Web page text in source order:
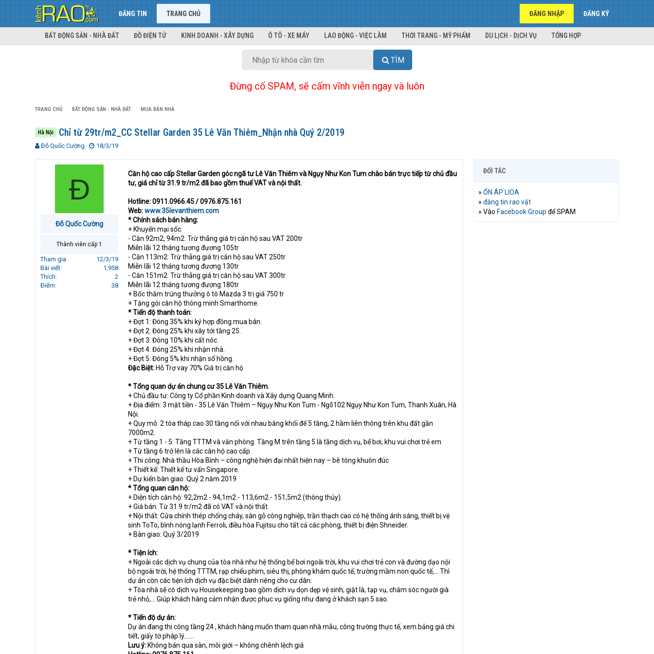
ĐĂNG TIN TRANG CHỦ ĐĂNG NHẬP ĐĂNG KÝ
BẤT ĐỘNG SẢN - NHÀ ĐẤT ĐỒ ĐIỆN TỬ KINH DOANH - XÂY DỰNG Ô TÔ - XE MÁY LAO ĐỘNG - VIỆC LÀM THỜI TRANG - MỸ PHẨM DU LỊCH - DỊCH VỤ TỔNG HỢP
TÌM
Đừng cố SPAM, sẽ cấm vĩnh viễn ngay và luôn
TRANG CHỦ BẤT ĐỘNG SẢN - NHÀ ĐẤT MUA BÁN NHÀ
Hà Nội Chỉ từ 29tr/m2_CC Stellar Garden 35 Lê Văn Thiêm_Nhận nhà Quý 2/2019
T
Đỗ Quốc Cường
N
à
18/3/19
Đ
Đỗ Quốc Cường
Thành viên cấp 1
Tham gia
12/3/19
Bài viết
1,958
Thích
2
Điểm
38
Căn hộ cao cấp Stellar Garden góc ngã tư Lê Văn Thiêm và Ngụy Như Kon Tum chào bán trực tiếp từ chủ đầu
tư, giá chỉ từ 31.9 tr/m2 đã bao gồm thuế VAT và nội thất.
Hotline: 0911.0966.45 / 0976.875.161
Web:www.35levanthiem.com
* Chính sách bán hàng:
+ Khuyến mại sốc:
- Căn 92m2, 94m2: Trừ thẳng giá trị căn hộ sau VAT 200tr
Miễn lãi 12 tháng tương đương 105tr
- Căn 113m2: Trừ thẳng giá trị căn hộ sau VAT 250tr
Miễn lãi 12 tháng tương đương 130tr
- Căn 151m2: Trừ thẳng giá trị căn hộ sau VAT 300tr
Miễn lãi 12 tháng tương đương 180tr
+ Bốc thăm trúng thưởng ô tô Mazda 3 trị giá 750 tr
+ Tặng gói căn hộ thông minh Smarthome.
* Tiến độ thanh toán:
+ Đợt 1: Đóng 35% khi ký hợp đồng mua bán.
+ Đợt 2: Đóng 25% khi xây tới tầng 25.
+ Đợt 3: Đóng 10% khi cất nóc.
+ Đợt 4: Đóng 25% khi nhận nhà.
+ Đợt 5: Đóng 5% khi nhận sổ hồng.
Đặc Biệt: Hỗ Trợ vay 70% Giá trị căn hộ
* Tổng quan dự án chung cư 35 Lê Văn Thiêm.
+ Chủ đầu tư: Công ty Cổ phần Kinh doanh và Xây dựng Quang Minh.
+ Địa điểm: 3 mặt tiền - 35 Lê Văn Thiêm – Ngụy Như Kon Tum - Ngõ102 Ngụy Như Kon Tum, Thanh Xuân, Hà
Nội.
+ Quy mô: 2 tòa tháp cao 30 tầng nối với nhau bằng khối đế 5 tầng, 2 hầm liên thông trên khu đất gần
7000m2.
+ Từ tầng 1 - 5: Tầng TTTM và văn phòng. Tầng M trên tầng 5 là tầng dịch vụ, bể bơi, khu vui chơi trẻ em
+ Từ tầng 6 trở lên là các căn hộ cao cấp.
+ Thi công: Nhà thầu Hòa Bình – công nghệ hiện đại nhất hiện nay – bê tông khuôn đúc
+ Thiết kế: Thiết kế tư vấn Singapore.
+ Dự kiến bàn giao: Quý 2 năm 2019
* Tổng quan căn hộ:
+ Diện tích căn hộ: 92,2m2 - 94,1m2 - 113,6m2 - 151,5m2 (thông thủy).
+ Giá bán: Từ 31.9 tr/m2 đã có VAT và nội thất.
+ Nội thất: Cửa chính thép chống cháy, sàn gỗ công nghiệp, trần thạch cao có hệ thống ánh sáng, thiết bị vệ
sinh ToTo, bình nóng lạnh Ferroli, điều hòa Fujitsu cho tất cả các phòng, thiết bị điện Shneider.
+ Bàn giao: Quý 3/2019
* Tiện ích:
+ Ngoài các dịch vụ chung của tòa nhà như hệ thống bể bơi ngoài trời, khu vui chơi trẻ con và đường dạo nội
bộ ngoài trời, hệ thống TTTM, rạp chiếu phim, siêu thị, phòng khám quốc tế, trường mầm non quốc tế,... Thì
dự án còn các tiện ích dịch vụ đặc biệt dành riêng cho cư dân:
+ Tòa nhà sẽ có dịch vụ Housekeeping bao gồm dịch vụ dọn dẹp vệ sinh, giặt là, tạp vụ, chăm sóc người già
trẻ nhỏ,... Giúp khách hàng cảm nhận được phục vụ giống như đang ở khách sạn 5 sao.
* Tiến độ dự án:
Dự án đang thi công tầng 24 , khách hàng muốn tham quan nhà mẫu, công trường thực tế, xem bảng giá chi
tiết, giấy tờ pháp lý…....
Lưu ý: Không bán qua sàn, môi giới – không chênh lệch giá
ĐỐI TÁC
» ỔN ÁP LIOA
» đăng tin rao vặt
» Vào Facebook Group để SPAM